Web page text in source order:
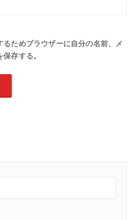
ためブラウザーに自分の名前、メ
存する。